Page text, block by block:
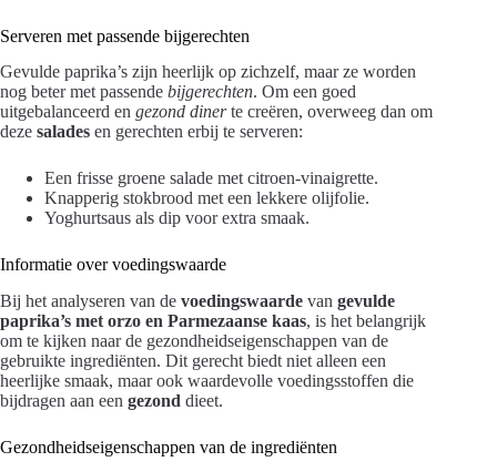
Serveren met passende bijgerechten
Gevulde paprika’s zijn heerlijk op zichzelf, maar ze worden
nog beter met passende bijgerechten. Om een goed
uitgebalanceerd en gezond dinerte creëren, overweeg dan om
deze salades en gerechten erbij te serveren:
Een frisse groene salade met citroen-vinaigrette.
Knapperig stokbrood met een lekkere olijfolie.
Yoghurtsaus als dip voor extra smaak.
Informatie over voedingswaarde
Bij het analyseren van de voedingswaarde van gevulde
paprika’s met orzo en Parmezaanse kaas, is het belangrijk
om te kijken naar de gezondheidseigenschappen van de
gebruikte ingrediënten. Dit gerecht biedt niet alleen een
heerlijke smaak, maar ook waardevolle voedingsstoffen die
bijdragen aan een gezond dieet.
Gezondheidseigenschappen van de ingrediënten